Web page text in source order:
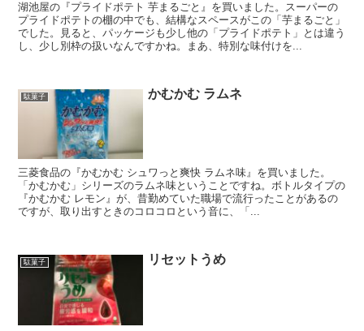
湖池屋の『プライドポテト 芋まるごと』を買いました。スーパーの
プライドポテトの棚の中でも、結構なスペースがこの「芋まるごと」
でした。見ると、パッケージも少し他の「プライドポテト」とは違う
し、少し別枠の扱いなんですかね。まあ、特別な味付けを...
駄菓子 かむかむ ラムネ
三菱食品の『かむかむ シュワっと爽快 ラムネ味』を買いました。
「かむかむ」シリーズのラムネ味ということですね。ボトルタイプの
『かむかむ レモン』が、昔勤めていた職場で流行ったことがあるの
ですが、取り出すときのコロコロという音に、「...
駄菓子 リセットうめ